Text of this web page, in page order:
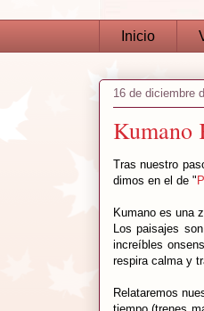
Inicio
16 de diciembre
Kumano
Tras nuestro
dimos en el de "
Kumano es una
Los paisajes
increíbles
respira calma y
Relataremos